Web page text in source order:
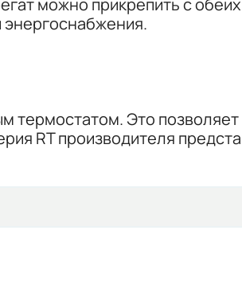
можно прикрепить с
энергоснабжения.
термостатом. Это позволяет
RT производителя